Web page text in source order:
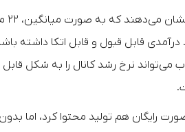
:
می‌تواند نرخ رشد کانال را به شکل
رایگان هم تولید محتوا کرد، اما بدون